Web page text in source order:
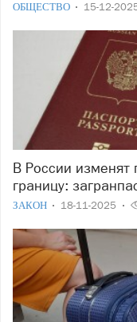
ОБЩЕСТВО 15-12-
В России изменят правила выезда детей за
границу:
ЗАКОН 18-11-2025